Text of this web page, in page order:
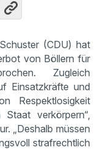
(CDU) hat
von Böllern für
Zugleich
Einsatzkräfte und
Respektlosigkeit
verkörpern“,
„Deshalb müssen
strafrechtlich